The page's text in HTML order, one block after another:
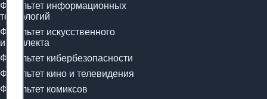
Факультет информационных
технологий
Факультет искусственного
интеллекта
Факультет кибербезопасности
Факультет кино и телевидения
Факультет комиксов